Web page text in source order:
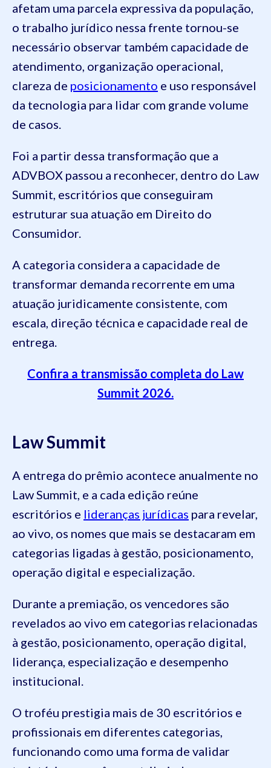
afetam uma parcela expressiva da população,
o trabalho jurídico nessa frente tornou-se
necessário observar também capacidade de
atendimento, organização operacional,
clareza de posicionamento e uso responsável
da tecnologia para lidar com grande volume
de casos.
Foi a partir dessa transformação que a
ADVBOX passou a reconhecer, dentro do Law
Summit, escritórios que conseguiram
estruturar sua atuação em Direito do
Consumidor.
A categoria considera a capacidade de
transformar demanda recorrente em uma
atuação juridicamente consistente, com
escala, direção técnica e capacidade real de
entrega.
Confira a transmissão completa do Law
Summit 2026.
Law Summit
A entrega do prêmio acontece anualmente no
Law Summit, e a cada edição reúne
escritórios e lideranças jurídicas para revelar,
ao vivo, os nomes que mais se destacaram em
categorias ligadas à gestão, posicionamento,
operação digital e especialização.
Durante a premiação, os vencedores são
revelados ao vivo em categorias relacionadas
à gestão, posicionamento, operação digital,
liderança, especialização e desempenho
institucional.
O troféu prestigia mais de 30 escritórios e
profissionais em diferentes categorias,
funcionando como uma forma de validar